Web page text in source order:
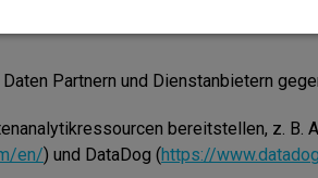
Partnern und Dienstanbietern
bereitstellen, z.
en/) und DataDog (https://